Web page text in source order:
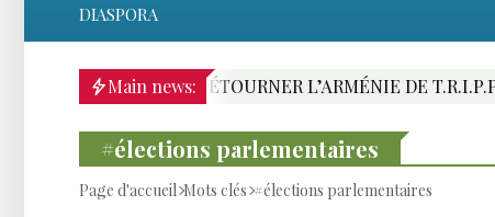
DIASPORA
Main news:
FOIS À DÉTOURNER L’ARMÉNIE DE T.R.I.P.P. :
#élections parlementaires
Page d'accueil Mots clés #élections parlementaires